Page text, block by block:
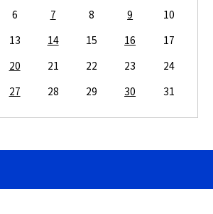
6 7 8 9
10
13 14 15 16
17
20 21 22 23
24
27 28 29 30 31